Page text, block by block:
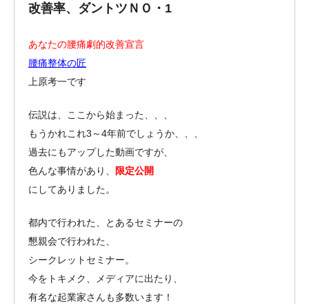
改善率、ダントツＮＯ・1
あなたの腰痛劇的改善宣言
腰痛整体の匠
上原考一です
伝説は、ここから始まった、、、
もうかれこれ3～4年前でしょうか、、、
過去にもアップした動画ですが、
色んな事情があり、
限定公開
にしてありました。
都内で行われた、とあるセミナーの
懇親会で行われた、
シークレットセミナー。
今をトキメク、メディアに出たり、
有名な起業家さんも多数います！